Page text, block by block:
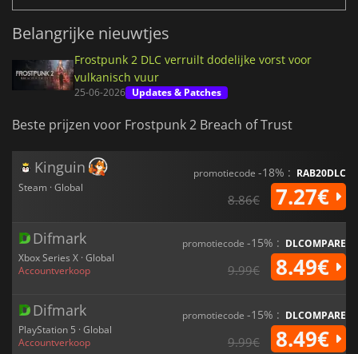
Belangrijke nieuwtjes
Frostpunk 2 DLC verruilt dodelijke vorst voor
vulkanisch vuur
25-06-2026 Updates & Patches
Beste prijzen voor Frostpunk 2 Breach of Trust
Kinguin
Steam · Global
promotiecode -18% : RAB20DLC
8.86€ 7.27€
Difmark
Xbox Series X · Global
Accountverkoop
promotiecode -15% : DLCOMPARE
9.99€ 8.49€
Difmark
PlayStation 5 · Global
Accountverkoop
promotiecode -15% : DLCOMPARE
9.99€ 8.49€